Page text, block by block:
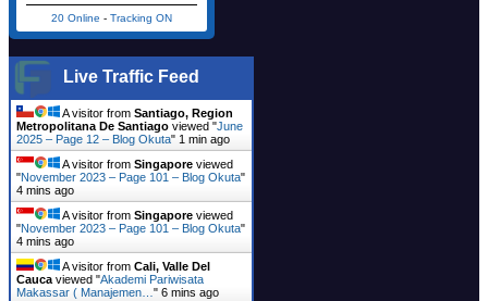
20 Online - Tracking ON
Live Traffic Feed
A visitor from Santiago, Region
Metropolitana De Santiago viewed "June
2025 – Page 12 – Blog Okuta" 1 min ago
A visitor from Singapore viewed
"November 2023 – Page 101 – Blog Okuta"
4 mins ago
A visitor from Singapore viewed
"November 2023 – Page 101 – Blog Okuta"
4 mins ago
A visitor from Cali, Valle Del
Cauca viewed "Akademi Pariwisata
Makassar ( Manajemen… " 6 mins ago